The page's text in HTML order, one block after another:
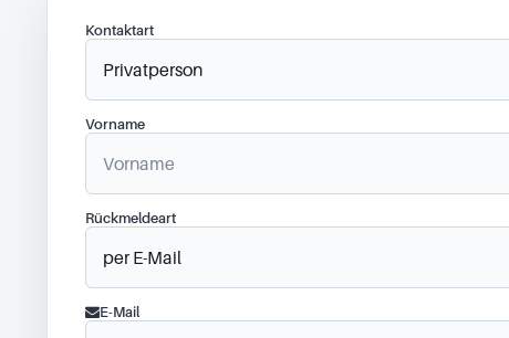
Kontaktart
Vorname
Rückmeldeart
E-Mail